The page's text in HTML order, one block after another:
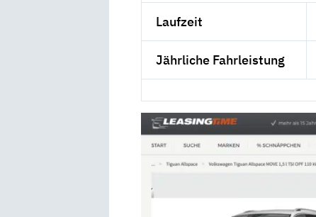
Laufzeit
Jährliche Fahrleistung